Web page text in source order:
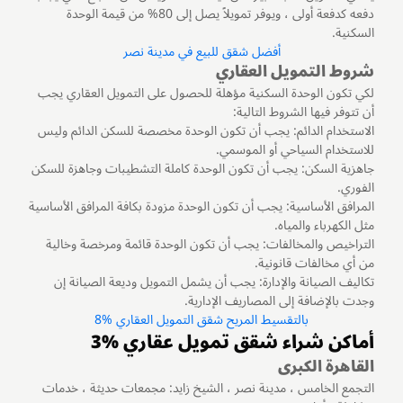
دفعه كدفعة أولى ، ويوفر تمويلاً يصل إلى 80% من قيمة الوحدة
السكنية.
أفضل شقق للبيع في مدينة نصر
شروط التمويل العقاري
لكي تكون الوحدة السكنية مؤهلة للحصول على التمويل العقاري يجب
أن تتوفر فيها الشروط التالية:
الاستخدام الدائم: يجب أن تكون الوحدة مخصصة للسكن الدائم وليس
للاستخدام السياحي أو الموسمي.
جاهزية السكن: يجب أن تكون الوحدة كاملة التشطيبات وجاهزة للسكن
الفوري.
المرافق الأساسية: يجب أن تكون الوحدة مزودة بكافة المرافق الأساسية
مثل الكهرباء والمياه.
التراخيص والمخالفات: يجب أن تكون الوحدة قائمة ومرخصة وخالية
من أي مخالفات قانونية.
تكاليف الصيانة والإدارة: يجب أن يشمل التمويل وديعة الصيانة إن
وجدت بالإضافة إلى المصاريف الإدارية.
بالتقسيط المريح شقق التمويل العقاري %8
أماكن شراء شقق تمويل عقاري %3
القاهرة الكبرى
التجمع الخامس ، مدينة نصر ، الشيخ زايد: مجمعات حديثة ، خدمات